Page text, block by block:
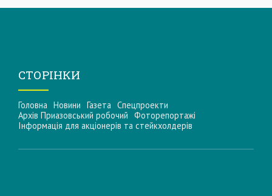
СТОРІНКИ
Головна Новини Газета Спецпроекти
Архів Приазовський робочий Фоторепортажі
Інформацiя для акцiонерiв та стейкхолдерiв